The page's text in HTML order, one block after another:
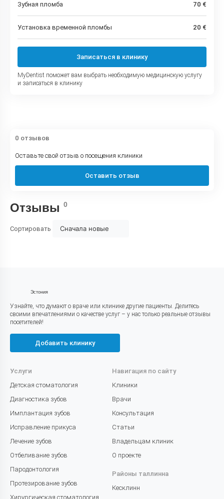
Зубная пломба 70 €
Установка временной пломбы 20 €
Записаться в клинику
MyDentist поможет вам выбрать необходимую медицинскую услугу
и записаться в клинику
Отзывы 0
Сортировать Сначала новые
0 отзывов
Оставьте свой отзыв о посещения клиники
Оставить отзыв
Эстония
Узнайте, что думают о враче или клинике другие пациенты. Делитесь
своими впечатлениями о качестве услуг – у нас только реальные отзывы
посетителей!
Добавить клинику
Услуги
Детская стоматология
Диагностика зубов
Имплантация зубов
Исправление прикуса
Лечение зубов
Отбеливание зубов
Пародонтология
Протезирование зубов
Хирургическая стоматология
Навигация по сайту
Клиники
Врачи
Консультация
Статьи
Владельцам клиник
О проекте
Районы таллинна
Кесклинн